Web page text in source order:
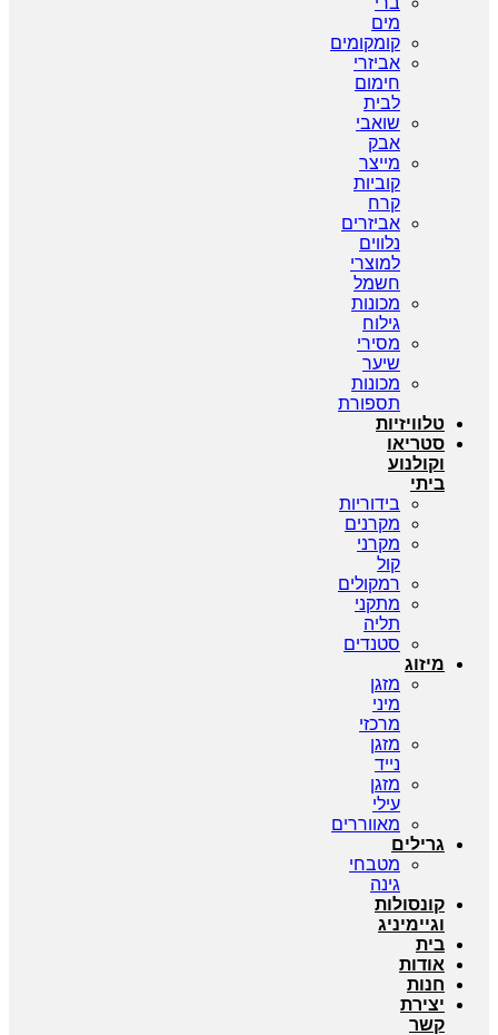
מים
קומקומים
אביזרי
חימום
לבית
שואבי
אבק
מייצר
קוביות
קרח
אביזרים
נלווים
למוצרי
חשמל
מכונות
גילוח
מסירי
שיער
מכונות
תספורת
טלוויזיות
סטריאו
וקולנוע
ביתי
בידוריות
מקרנים
מקרני
קול
רמקולים
מתקני
תליה
סטנדים
מיזוג
מזגן
מיני
מרכזי
מזגן
נייד
מזגן
עילי
מאווררים
גרילים
מטבחי
גינה
קונסולות
וגיימיניג
בית
אודות
חנות
יצירת
קשר